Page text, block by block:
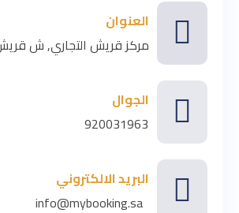
العنوان
مركز قريش التجاري, ش
الجوال
920031963
البريد الالكتروني
info@mybooking.sa